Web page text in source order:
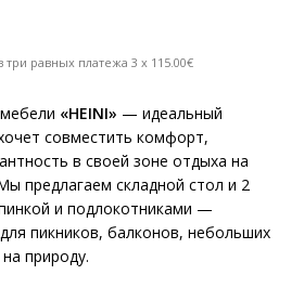
три равных платежа 3 x 115.00€
«HEINI» — идеальный
совместить комфорт,
в своей зоне отдыха на
предлагаем складной стол и 2
и подлокотниками —
пикников, балконов, небольших
природу.